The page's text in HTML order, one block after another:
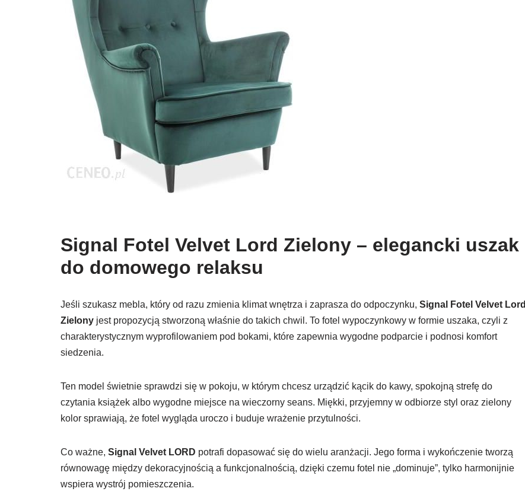
Signal Fotel Velvet Lord Zielony – elegancki uszak
do domowego relaksu
Jeśli szukasz mebla, który od razu zmienia klimat wnętrza i zaprasza do odpoczynku, Signal Fotel Velvet Lord
Zielony jest propozycją stworzoną właśnie do takich chwil. To fotel wypoczynkowy w formie uszaka, czyli z
charakterystycznym wyprofilowaniem pod bokami, które zapewnia wygodne podparcie i podnosi komfort
siedzenia.
Ten model świetnie sprawdzi się w pokoju, w którym chcesz urządzić kącik do kawy, spokojną strefę do
czytania książek albo wygodne miejsce na wieczorny seans. Miękki, przyjemny w odbiorze styl oraz zielony
kolor sprawiają, że fotel wygląda uroczo i buduje wrażenie przytulności.
Co ważne, Signal Velvet LORD potrafi dopasować się do wielu aranżacji. Jego forma i wykończenie tworzą
równowagę między dekoracyjnością a funkcjonalnością, dzięki czemu fotel nie „dominuje”, tylko harmonijnie
wspiera wystrój pomieszczenia.